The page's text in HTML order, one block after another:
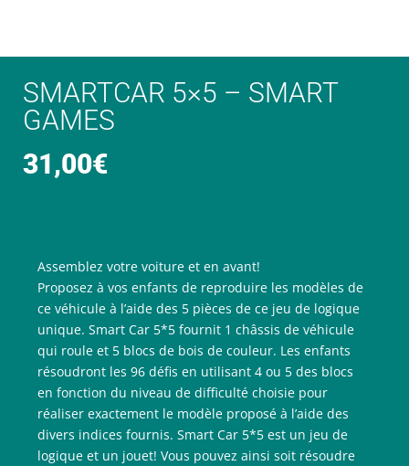
SMARTCAR 5×5 – SMART
GAMES
31,00€
Assemblez votre voiture et en avant!
Proposez à vos enfants de reproduire les modèles de
ce véhicule à l’aide des 5 pièces de ce jeu de logique
unique. Smart Car 5*5 fournit 1 châssis de véhicule
qui roule et 5 blocs de bois de couleur. Les enfants
résoudront les 96 défis en utilisant 4 ou 5 des blocs
en fonction du niveau de difficulté choisie pour
réaliser exactement le modèle proposé à l’aide des
divers indices fournis. Smart Car 5*5 est un jeu de
logique et un jouet! Vous pouvez ainsi soit résoudre